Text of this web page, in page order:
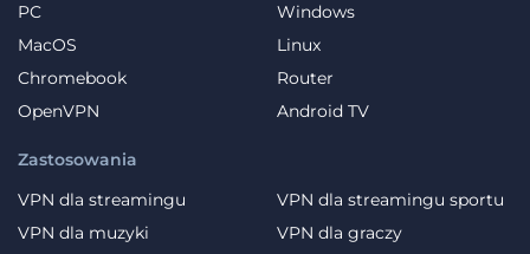
PC
Windows
MacOS
Linux
Chromebook
Router
OpenVPN
Android TV
Zastosowania
VPN dla streamingu
VPN dla streamingu sportu
VPN dla muzyki
VPN dla graczy